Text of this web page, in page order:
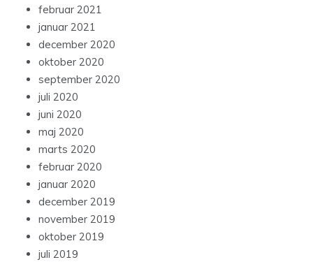
februar 2021
januar 2021
december 2020
oktober 2020
september 2020
juli 2020
juni 2020
maj 2020
marts 2020
februar 2020
januar 2020
december 2019
november 2019
oktober 2019
juli 2019